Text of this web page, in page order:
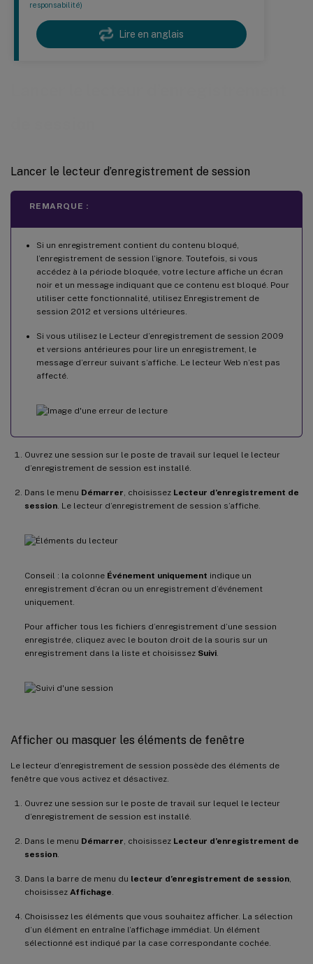
responsabilité)
Lire en anglais
Lancer le lecteur d’enregistrement de session
REMARQUE :
Si un enregistrement contient du contenu bloqué,
l’enregistrement de session l’ignore. Toutefois, si vous
accédez à la période bloquée, votre lecture affiche un écran
noir et un message indiquant que ce contenu est bloqué. Pour
utiliser cette fonctionnalité, utilisez Enregistrement de
session 2012 et versions ultérieures.
Si vous utilisez le Lecteur d’enregistrement de session 2009
et versions antérieures pour lire un enregistrement, le
message d’erreur suivant s’affiche. Le lecteur Web n’est pas
affecté.
Ouvrez une session sur le poste de travail sur lequel le lecteur
d’enregistrement de session est installé.
Dans le menu Démarrer , choisissez Lecteur d’enregistrement de
session . Le lecteur d’enregistrement de session s’affiche.
Conseil : la colonne Événement uniquement indique un
enregistrement d’écran ou un enregistrement d’événement
uniquement.
Pour afficher tous les fichiers d’enregistrement d’une session
enregistrée, cliquez avec le bouton droit de la souris sur un
enregistrement dans la liste et choisissez Suivi
Afficher ou masquer les éléments de fenêtre
Le lecteur d’enregistrement de session possède des éléments de
fenêtre que vous activez et désactivez.
Ouvrez une session sur le poste de travail sur lequel le lecteur
d’enregistrement de session est installé.
Dans le menu Démarrer , choisissez Lecteur d’enregistrement de
session
Dans la barre de menu du lecteur d’enregistrement de session
choisissez Affichage
Choisissez les éléments que vous souhaitez afficher. La sélection
d’un élément en entraîne l’affichage immédiat. Un élément
sélectionné est indiqué par la case correspondante cochée.